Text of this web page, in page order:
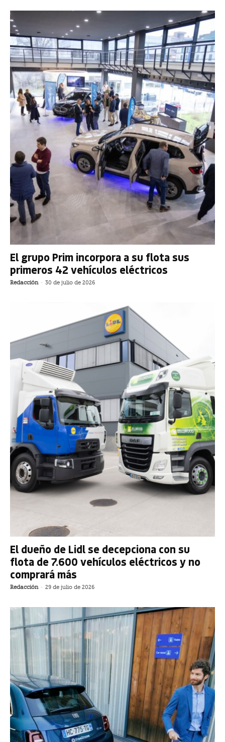
El grupo Prim incorpora a su flota sus
primeros 42 vehículos eléctricos
Redacción - 30 de julio de 2026
El dueño de Lidl se decepciona con su
flota de 7.600 vehículos eléctricos y no
comprará más
Redacción - 29 de julio de 2026